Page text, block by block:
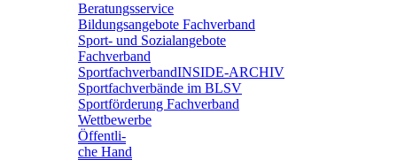
Bera­tungs­ser­vice
Bildungs­an­ge­bote Fachverband
Sport- und Sozi­al­an­ge­bote
Fachverband
Sport­fach­ver­ban­d­IN­SIDE-ARCHIV
Sport­fach­ver­bände im BLSV
Sport­för­de­rung Fachverband
Wett­be­werbe
Öffent­li­
che Hand